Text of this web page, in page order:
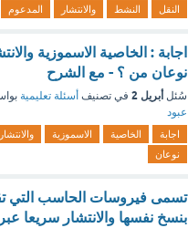
النقل
النشط والانتشار المدعوم
اجابة : الخاصية الاسموزية
نوعان من ؟ - مع الشرح
سُئل أبريل 2 في تصنيف أسئلة تعليمية
عبود
اجابة الخاصية الاسموزية
والانتشار
نوعان
تسمى فيروسات الحاسب التي
بنسخ نفسها والانتشار سريعا عبر